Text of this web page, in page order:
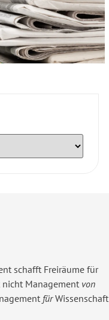
schafft Freiräume für
nicht Management von
fürWissenschaft